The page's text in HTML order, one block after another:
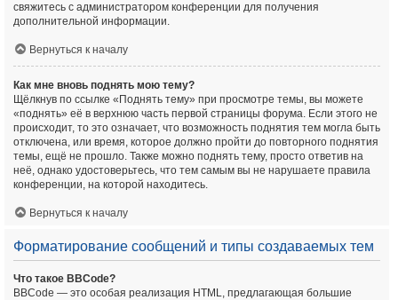
свяжитесь с администратором конференции для получения
дополнительной информации.
Вернуться к началу
Как мне вновь поднять мою тему?
Щёлкнув по ссылке «Поднять тему» при просмотре темы, вы можете
«поднять» её в верхнюю часть первой страницы форума. Если этого не
происходит, то это означает, что возможность поднятия тем могла быть
отключена, или время, которое должно пройти до повторного поднятия
темы, ещё не прошло. Также можно поднять тему, просто ответив на
неё, однако удостоверьтесь, что тем самым вы не нарушаете правила
конференции, на которой находитесь.
Вернуться к началу
Форматирование сообщений и типы создаваемых тем
Что такое BBCode?
BBCode — это особая реализация HTML, предлагающая большие